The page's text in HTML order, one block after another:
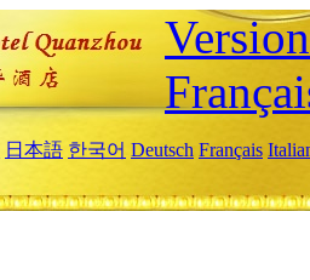
日本語 한국어 Deutsch Français